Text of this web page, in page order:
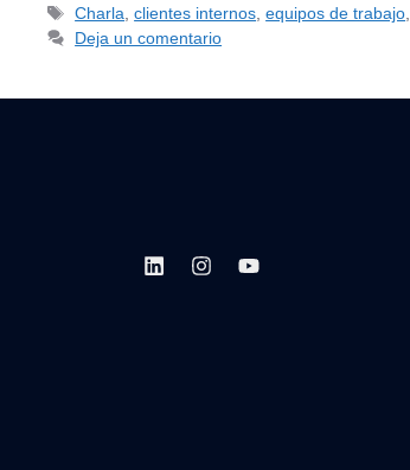
Charla,clientes internos,equipos de trabajo,
Deja un comentario